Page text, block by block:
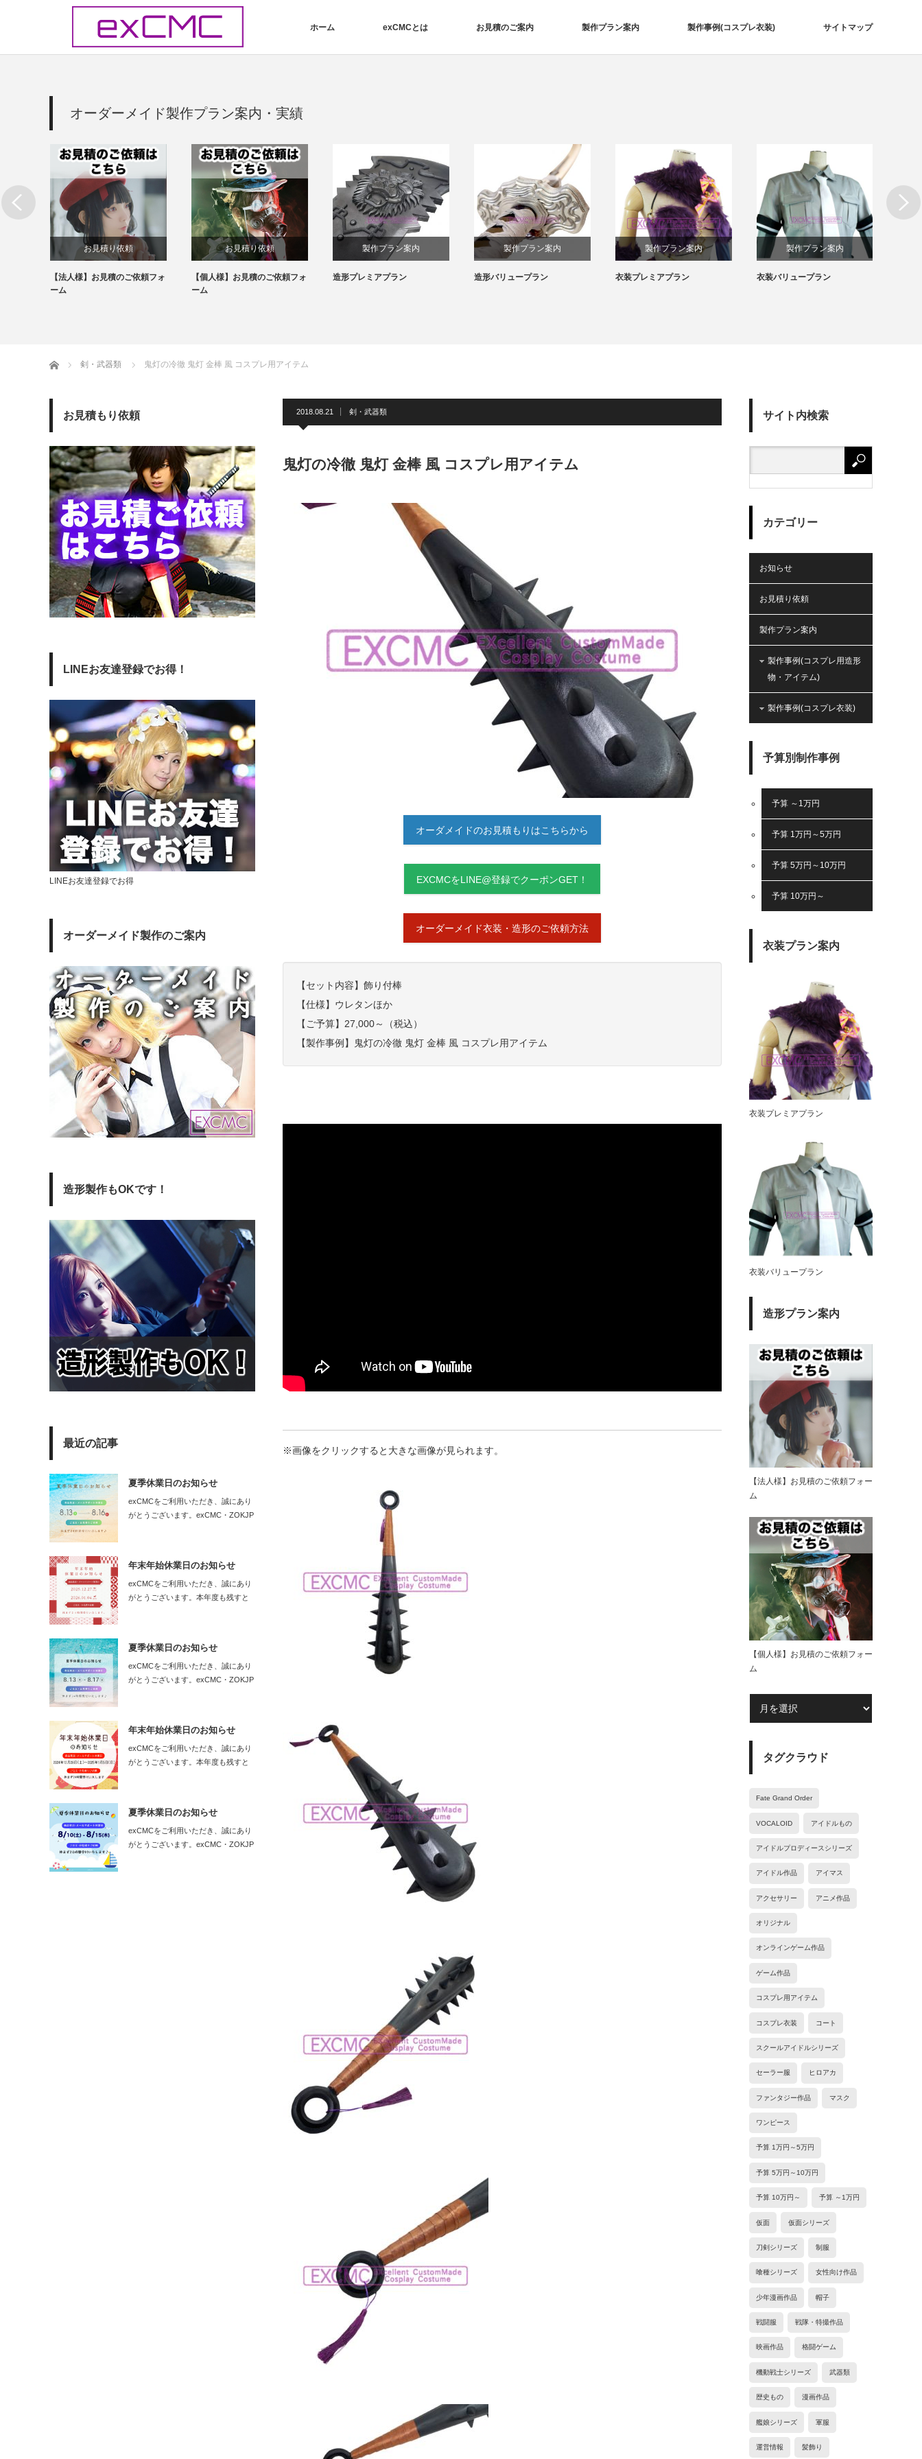
ホーム exCMCとは お見積のご案内 製作プラン案内 製作事例(コスプレ衣装) サイトマップ
オーダーメイド製作プラン案内・実績
お見積り依頼
【法人様】お見積のご依頼フォ
ーム
お見積り依頼
【個人様】お見積のご依頼フォ
ーム
製作プラン案内
造形プレミアプラン
製作プラン案内
造形バリュープラン
製作プラン案内
衣装プレミアプラン
製作プラン案内
衣装バリュープラン
Next
ホーム 剣・武器類 鬼灯の冷徹 鬼灯 金棒 風 コスプレ用アイテム
2018.08.21 剣・武器類
鬼灯の冷徹 鬼灯 金棒 風 コスプレ用アイテム
オーダメイドのお見積もりはこちらから
EXCMCをLINE@登録でクーポンGET！
オーダーメイド衣装・造形のご依頼方法
【セット内容】飾り付棒
【仕様】ウレタンほか
【ご予算】27,000～（税込）
【製作事例】鬼灯の冷徹 鬼灯 金棒 風 コスプレ用アイテム
※画像をクリックすると大きな画像が見られます。
お見積もり依頼
LINEお友達登録でお得！
LINEお友達登録でお得
オーダーメイド製作のご案内
造形製作もOKです！
最近の記事
夏季休業日のお知らせ
exCMCをご利用いただき、誠にあり
がとうございます。exCMC・ZOKJP
年末年始休業日のお知らせ
exCMCをご利用いただき、誠にあり
がとうございます。本年度も残すと
夏季休業日のお知らせ
exCMCをご利用いただき、誠にあり
がとうございます。exCMC・ZOKJP
年末年始休業日のお知らせ
exCMCをご利用いただき、誠にあり
がとうございます。本年度も残すと
夏季休業日のお知らせ
exCMCをご利用いただき、誠にあり
がとうございます。exCMC・ZOKJP
サイト内検索
カテゴリー
お知らせ
お見積り依頼
製作プラン案内
製作事例(コスプレ用造形
物・アイテム)
製作事例(コスプレ衣装)
予算別制作事例
予算 ～1万円
予算 1万円～5万円
予算 5万円～10万円
予算 10万円～
衣装プラン案内
衣装プレミアプラン
衣装バリュープラン
造形プラン案内
【法人様】お見積のご依頼フォー
ム
【個人様】お見積のご依頼フォー
ム
タグクラウド
Fate Grand Order
VOCALOID アイドルもの
アイドルプロディースシリーズ
アイドル作品 アイマス
アクセサリー アニメ作品
オリジナル
オンラインゲーム作品
ゲーム作品
コスプレ用アイテム
コスプレ衣装 コート
スクールアイドルシリーズ
セーラー服 ヒロアカ
ファンタジー作品 マスク
ワンピース
予算 1万円～5万円
予算 5万円～10万円
予算 10万円～ 予算 ～1万円
仮面 仮面シリーズ
刀剣シリーズ 制服
喰種シリーズ 女性向け作品
少年漫画作品 帽子
戦闘服 戦隊・特撮作品
映画作品 格闘ゲーム
機動戦士シリーズ 武器類
歴史もの 漫画作品
艦娘シリーズ 軍服
運営情報 髪飾り